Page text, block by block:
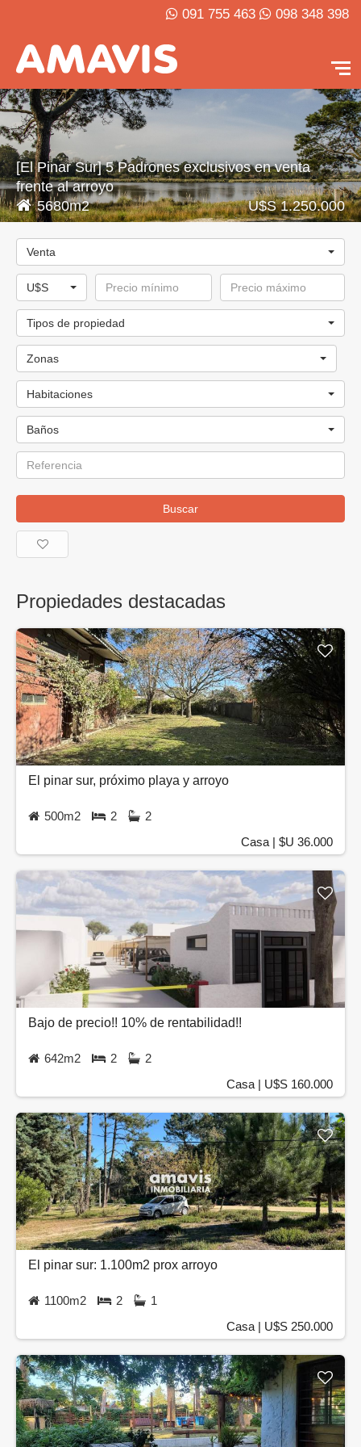
091 755 463 098 348 398
[El Pinar Sur] 5 Padrones exclusivos en venta
frente al arroyo
5680m2
U$S 1.250.000
Venta
U$S
Tipos de propiedad
Zonas
Habitaciones
Baños
Buscar
Propiedades destacadas
El pinar sur, próximo playa y arroyo
500m2 2
2
Casa | $U 36.000
Bajo de precio!! 10% de rentabilidad!!
642m2 2
2
Casa | U$S 160.000
El pinar sur: 1.100m2 prox arroyo
1100m2 2
1
Casa | U$S 250.000